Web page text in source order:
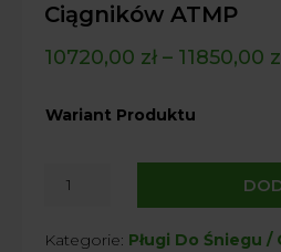
Ciągników ATMP
10720,00 zł – 11850,00
Wariant Produktu
Kategorie: Pługi Do Śniegu /